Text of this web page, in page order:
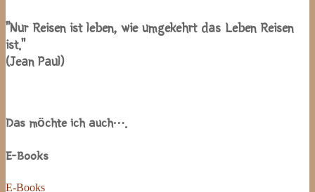
“Nur Reisen ist leben, wie umgekehrt das Leben Reisen
ist.”
(Jean Paul)
Das möchte ich auch….
E-Books
E-Books